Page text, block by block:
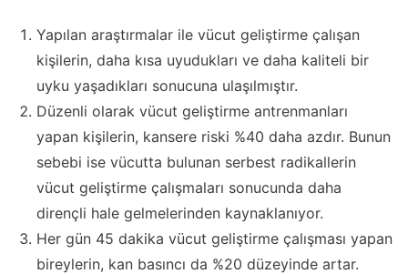
Yapılan araştırmalar ile vücut geliştirme çalışan
kişilerin, daha kısa uyudukları ve daha kaliteli bir
uyku yaşadıkları sonucuna ulaşılmıştır.
Düzenli olarak vücut geliştirme antrenmanları
yapan kişilerin, kansere riski %40 daha azdır. Bunun
sebebi ise vücutta bulunan serbest radikallerin
vücut geliştirme çalışmaları sonucunda daha
dirençli hale gelmelerinden kaynaklanıyor.
Her gün 45 dakika vücut geliştirme çalışması yapan
bireylerin, kan basıncı da %20 düzeyinde artar.